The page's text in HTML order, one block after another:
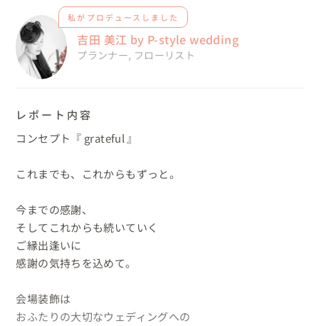
私がプロデュースしました
吉田 美江 by P-style wedding
プランナー, フローリスト
レポート内容
コンセプト『 grateful 』
これまでも、これからもずっと。
今までの感謝、
そしてこれからも続いていく
ご縁出逢いに
感謝の気持ちを込めて。
会場装飾は
おふたりの大切なウェディングへの